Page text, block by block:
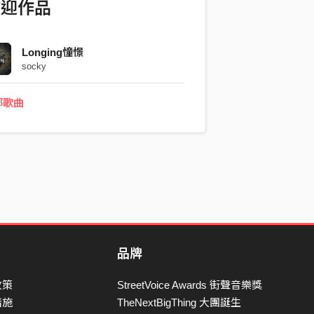
作品
Longing憧憬
socky
曲
策
施
品牌
StreetVoice Awards 街聲音樂獎
TheNextBigThing 大團誕生